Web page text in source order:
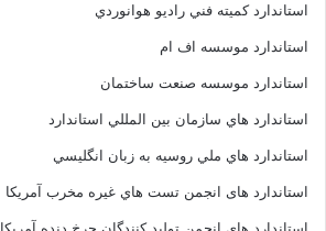
استاندارد کميته فني راديو هوانوردي
استاندارد موسسه اف ام
استاندارد موسسه صنعت ساختمان
استاندارد هاي سازمان بين المللي استاندارد
استاندارد هاي ملي روسيه به زبان انگليسي
استاندارد های انجمن تست هاي غيره مخرب آمريکا